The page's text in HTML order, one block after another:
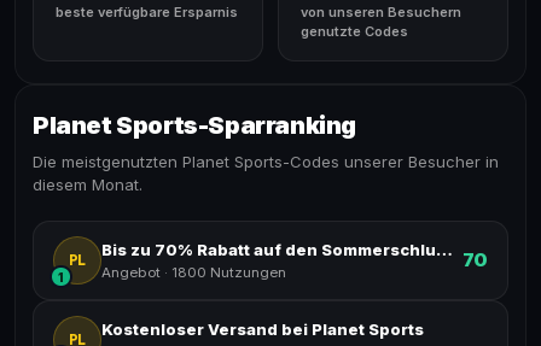
beste verfügbare Ersparnis
von unseren Besuchern
genutzte Codes
Planet Sports-Sparranking
Die meistgenutzten Planet Sports-Codes unserer Besucher in
diesem Monat.
PL
1
Bis zu 70% Rabatt auf den Sommerschlussverkauf.
Angebot · 1800 Nutzungen
70
PL
Kostenloser Versand bei Planet Sports